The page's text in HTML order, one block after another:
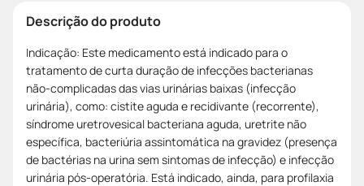
Descrição do produto
Indicação: Este medicamento está indicado para o
tratamento de curta duração de infecções bacterianas
não-complicadas das vias urinárias baixas (infecção
urinária), como: cistite aguda e recidivante (recorrente),
síndrome uretrovesical bacteriana aguda, uretrite não
específica, bacteriúria assintomática na gravidez (presença
de bactérias na urina sem sintomas de infecção) e infecção
urinária pós-operatória. Está indicado, ainda, para profilaxia